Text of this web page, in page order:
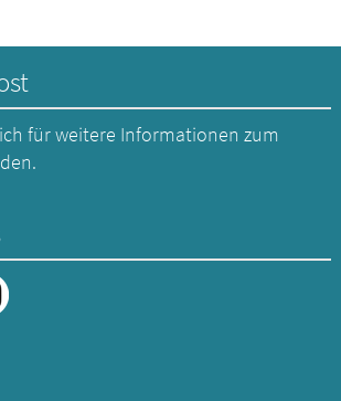
für weitere Informationen zum